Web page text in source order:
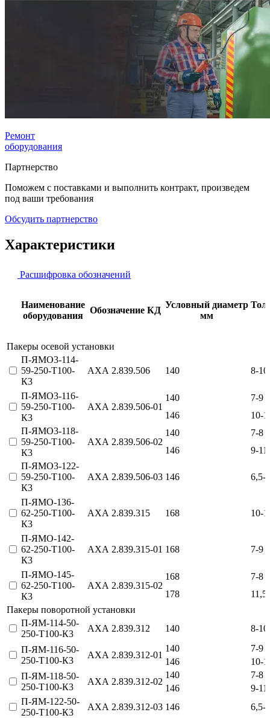
Ремонт
оборудования
Партнерство
Поможем с поставками и выполнить контракт, произведем
под ваши требования
Обсудить партнерство
Характеристики
Расшифровка обозначений
Наименование
оборудования
Обозначение КД
Условный диаметр
мм
Пакеры осевой установки
П-ЯМО3-114-
59-250-Т100-
К3
АХА 2.839.506 140 8-10
П-ЯМО3-116-
59-250-Т100-
К3
АХА 2.839.506‑01
140
7-9
146
10-
П-ЯМО3-118-
59-250-Т100-
К3
АХА 2.839.506‑02
140
7-8
146
9-11
П-ЯМО3-122-
59-250-Т100-
К3
АХА 2.839.506‑03 146 6,5-9
П-ЯМО-136-
62-250-Т100-
К3
АХА 2.839.315 168 10-
П-ЯМО-142-
62-250-Т100-
К3
АХА 2.839.315‑01 168 7-9
П-ЯМО-145-
62-250-Т100-
К3
АХА 2.839.315‑02
168
7-8
178
Пакеры поворотной установки
П-ЯМ-114-50-
250-Т100-К3
АХА 2.839.312 140 8-10
П-ЯМ-116-50-
250-Т100-К3
АХА 2.839.312‑01
140
7-9
146
10-
П-ЯМ-118-50-
250-Т100-К3
АХА 2.839.312‑02
140
7-8
146
9-11
П-ЯМ-122-50-
250-Т100-К3
АХА 2.839.312‑03 146
6,5-9